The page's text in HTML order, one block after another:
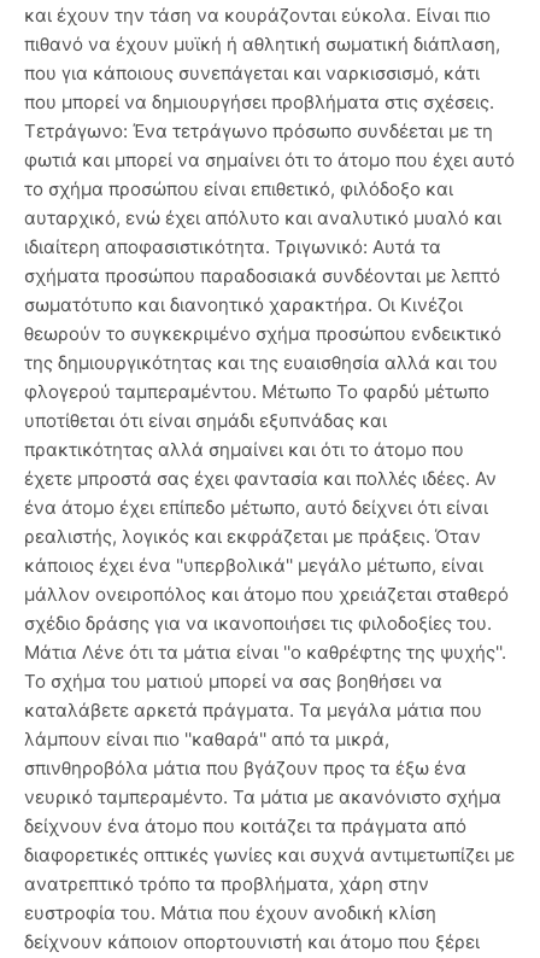
και έχουν την τάση να κουράζονται εύκολα. Είναι πιο
πιθανό να έχουν μυϊκή ή αθλητική σωματική διάπλαση,
που για κάποιους συνεπάγεται και ναρκισσισμό, κάτι
που μπορεί να δημιουργήσει προβλήματα στις σχέσεις.
Τετράγωνο: Ένα τετράγωνο πρόσωπο συνδέεται με τη
φωτιά και μπορεί να σημαίνει ότι το άτομο που έχει αυτό
το σχήμα προσώπου είναι επιθετικό, φιλόδοξο και
αυταρχικό, ενώ έχει απόλυτο και αναλυτικό μυαλό και
ιδιαίτερη αποφασιστικότητα. Τριγωνικό: Αυτά τα
σχήματα προσώπου παραδοσιακά συνδέονται με λεπτό
σωματότυπο και διανοητικό χαρακτήρα. Οι Κινέζοι
θεωρούν το συγκεκριμένο σχήμα προσώπου ενδεικτικό
της δημιουργικότητας και της ευαισθησία αλλά και του
φλογερού ταμπεραμέντου. Μέτωπο Το φαρδύ μέτωπο
υποτίθεται ότι είναι σημάδι εξυπνάδας και
πρακτικότητας αλλά σημαίνει και ότι το άτομο που
έχετε μπροστά σας έχει φαντασία και πολλές ιδέες. Αν
ένα άτομο έχει επίπεδο μέτωπο, αυτό δείχνει ότι είναι
ρεαλιστής, λογικός και εκφράζεται με πράξεις. Όταν
κάποιος έχει ένα ''υπερβολικά'' μεγάλο μέτωπο, είναι
μάλλον ονειροπόλος και άτομο που χρειάζεται σταθερό
σχέδιο δράσης για να ικανοποιήσει τις φιλοδοξίες του.
Μάτια Λένε ότι τα μάτια είναι ''ο καθρέφτης της ψυχής''.
Το σχήμα του ματιού μπορεί να σας βοηθήσει να
καταλάβετε αρκετά πράγματα. Τα μεγάλα μάτια που
λάμπουν είναι πιο ''καθαρά'' από τα μικρά,
σπινθηροβόλα μάτια που βγάζουν προς τα έξω ένα
νευρικό ταμπεραμέντο. Τα μάτια με ακανόνιστο σχήμα
δείχνουν ένα άτομο που κοιτάζει τα πράγματα από
διαφορετικές οπτικές γωνίες και συχνά αντιμετωπίζει με
ανατρεπτικό τρόπο τα προβλήματα, χάρη στην
ευστροφία του. Μάτια που έχουν ανοδική κλίση
δείχνουν κάποιον οπορτουνιστή και άτομο που ξέρει